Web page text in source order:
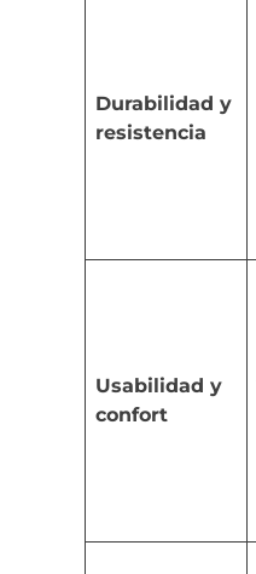
Durabilidad y
resistencia
Usabilidad y
confort